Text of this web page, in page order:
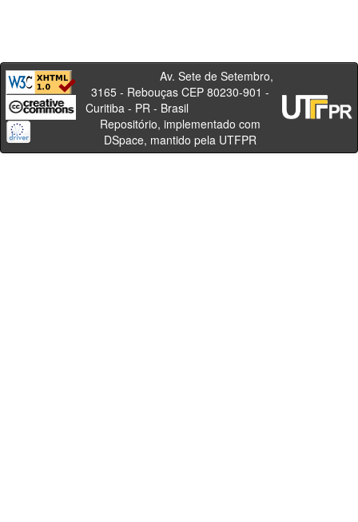
Av. Sete de Setembro,
3165 - Rebouças CEP 80230-901 -
Curitiba - PR - Brasil
Repositório, implementado com
DSpace, mantido pela UTFPR